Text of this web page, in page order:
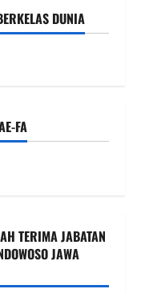
DUNIA
FA
TERIMA JABATAN
JAWA